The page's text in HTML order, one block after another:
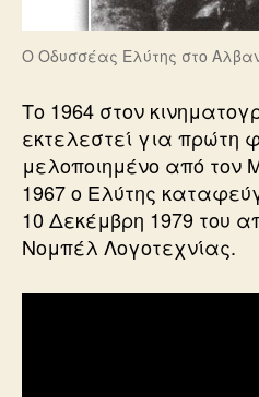
Ο Οδυσσέας Ελύτης στο
Το 1964 στον
εκτελεστεί για πρώτη
μελοποιημένο από τον
1967 ο Ελύτης
10 Δεκέμβρη 1979 του
Νομπέλ Λογοτεχνίας.